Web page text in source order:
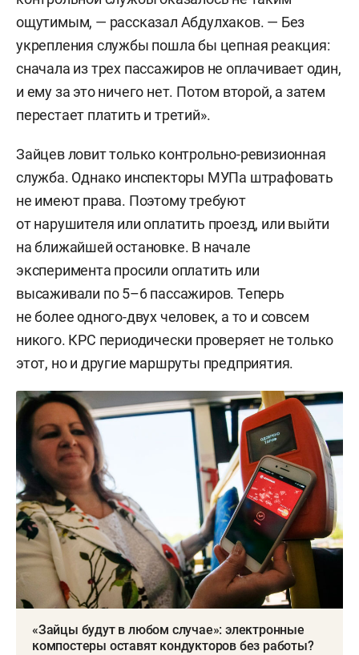
ощутимым, — рассказал Абдулхаков. — Без
укрепления службы пошла бы цепная реакция:
сначала из трех пассажиров не оплачивает один,
и ему за это ничего нет. Потом второй, а затем
перестает платить и третий».
Зайцев ловит только контрольно-ревизионная
служба. Однако инспекторы МУПа штрафовать
не имеют права. Поэтому требуют
от нарушителя или оплатить проезд, или выйти
на ближайшей остановке. В начале
эксперимента просили оплатить или
высаживали по 5–6 пассажиров. Теперь
не более одного-двух человек, а то и совсем
никого. КРС периодически проверяет не только
этот, но и другие маршруты предприятия.
«Зайцы будут в любом случае»: электронные
компостеры оставят кондукторов без работы?